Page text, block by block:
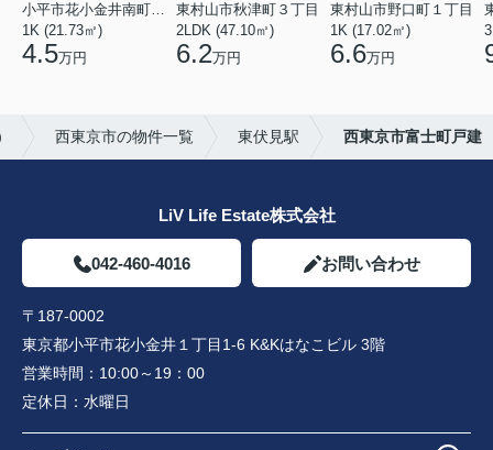
小平市花小金井南町１丁目
1K (21.73㎡)
4.5万円
東村山市秋津町３丁目
2LDK (47.10㎡)
6.2万円
東村山市野口町１丁目
1K (17.02㎡)
6.6万円
西東京市の物件一覧 東伏見駅 西東京市富士町戸建
LiV Life Estate株式会社
042-460-4016 お問い合わせ
〒187-0002
東京都小平市花小金井１丁目1-6 K&Kはなこビル 3階
営業時間： 10:00～19：00
定休日： 水曜日